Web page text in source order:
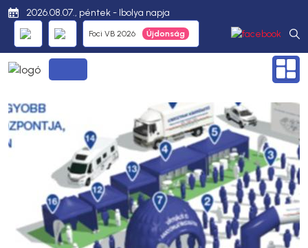
2026.08.07., péntek - Ibolya napja
Foci VB 2026